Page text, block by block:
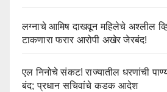
लग्नाचे आमिष दाखवून महिलेचे अश्लील
टाकणारा फरार आरोपी अखेर जेरबंद!
एल निनोचे संकट! राज्यातील धरणांची
बंद; प्रधान सचिवांचे कडक आदेश